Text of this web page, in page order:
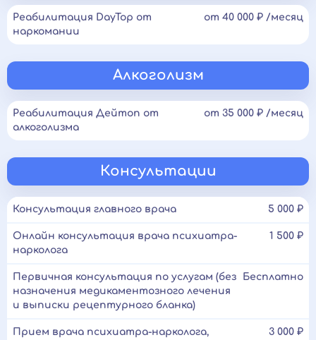
Реабилитация DayTop от
наркомании
от 40 000 ₽ /месяц
Алкоголизм
Реабилитация Дейтоп от
алкоголизма
от 35 000 ₽ /месяц
Консультации
Консультация главного врача 5 000 ₽
Онлайн консультация врача психиатра-
нарколога
1 500 ₽
Первичная консультация по услугам (без
назначения медикаментозного лечения
и выписки рецептурного бланка)
Бесплатно
Прием врача психиатра-нарколога,
3 000 ₽